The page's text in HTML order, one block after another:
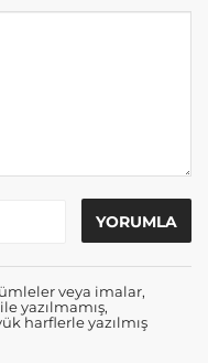
veya imalar,
yazılmamış,
harflerle yazılmış